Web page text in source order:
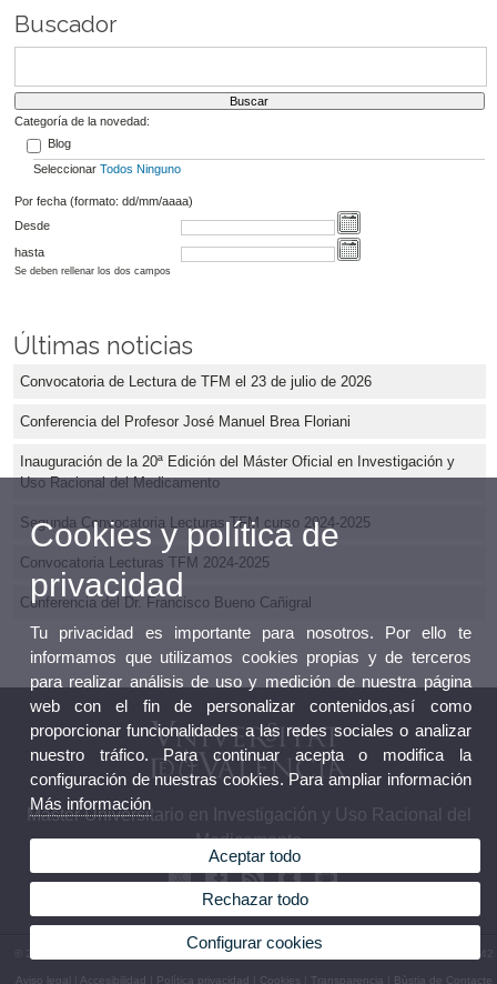
Buscador
Categoría de la novedad:
Blog
Seleccionar Todos Ninguno
Por fecha (formato: dd/mm/aaaa)
Desde
hasta
Se deben rellenar los dos campos
Últimas noticias
Convocatoria de Lectura de TFM el 23 de julio de 2026
Conferencia del Profesor José Manuel Brea Floriani
Inauguración de la 20ª Edición del Máster Oficial en Investigación y
Uso Racional del Medicamento
Segunda Convocatoria Lecturas TFM curso 2024-2025
Convocatoria Lecturas TFM 2024-2025
Conferencia del Dr. Francisco Bueno Cañigral
Máster Universitario en Investigación y Uso Racional del
Medicamento
© 2026 UV. - Av. Vicent Andrés Estellés, 22, 46100 Burjassot. Valencia. Teléfono 96 3544542
Aviso legal Accesibilidad Política privacidad Cookies Transparencia Bùstia de Contacte
Cookies y política de
privacidad
Tu privacidad es importante para nosotros. Por ello te
informamos que utilizamos cookies propias y de terceros
para realizar análisis de uso y medición de nuestra página
web con el fin de personalizar contenidos,así como
proporcionar funcionalidades a las redes sociales o analizar
nuestro tráfico. Para continuar acepta o modifica la
configuración de nuestras cookies. Para ampliar información
Más información
Aceptar todo
Rechazar todo
Configurar cookies